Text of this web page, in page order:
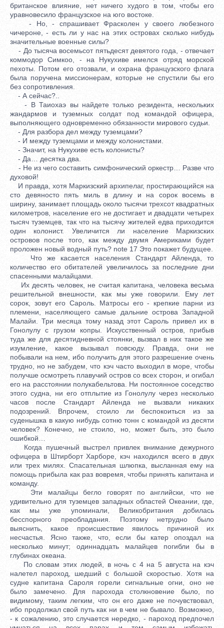
британское влияние, нет ничего худого в том, чтобы его
уравновесило французское на юго востоке.
- Но, - спрашивает Фрасколен у своего любезного
чичероне, - есть ли у нас на этих островах сколько нибудь
значительные военные силы?
- До тысяча восемьсот пятьдесят девятого года, - отвечает
коммодор Симкоо, - на Нукухиве имелся отряд морской
пехоты. Потом его отозвали, и охрана французского флага
была поручена миссионерам, которые не спустили бы его
без сопротивления.
- А сейчас?..
- В Таиохаэ вы найдете только резидента, нескольких
жандармов и туземных солдат под командой офицера,
выполняющего одновременно обязанности мирового судьи.
- Для разбора дел между туземцами?
- И между туземцами и между колонистами.
- Значит, на Нукухиве есть колонисты?
- Да… десятка два.
- Не из чего составить симфонический оркестр… Разве что
духовой!
И правда, хотя Маркизский архипелаг, простирающийся на
сто девяносто пять миль в длину и на сорок восемь в
ширину, занимает площадь около тысячи трехсот квадратных
километров, население его не достигает и двадцати четырех
тысяч туземцев, так что на тысячу жителей едва приходится
один колонист. Увеличится ли население Маркизских
островов после того, как между двумя Америками будет
проложен новый водный путь? note 17 Это покажет будущее.
Что же касается населения Стандарт Айленда, то
количество его обитателей увеличилось за последние дни
спасенными малайцами.
Их десять человек, не считая капитана, человека весьма
решительной внешности, как мы уже говорили. Ему лет
сорок, зовут его Сароль. Матросы его - крепкие парни из
племени, населяющего самые дальние острова Западной
Малайи. Три месяца тому назад этот Сароль привел их в
Гонолулу с грузом копры. Искусственный остров, прибыв
туда же для десятидневной стоянки, вызвал в них такое же
изумление, какое вызывал повсюду. Правда, они не
побывали на нем, ибо получить для этого разрешение очень
трудно, но не забудем, что кэч часто выходил в море, чтобы
получше осмотреть плавучий остров со всех сторон, и огибал
его на расстоянии полукабельтова. Ни постоянное соседство
этого судна, ни его отплытие из Гонолулу через несколько
часов после Стандарт Айленда не вызвали никаких
подозрений. Впрочем, стоило ли беспокоиться из за
суденышка в какую нибудь сотню тонн с командой из десяти
человек? Конечно, не стоило, но, может быть, это было
ошибкой…
Когда пушечный выстрел привлек внимание дежурного
офицера в Штирборт Харборе, кэч находился всего в двух
или трех милях. Спасательная шлюпка, высланная ему на
помощь прибыла как раз вовремя, чтобы принять капитана и
команду.
Эти малайцы бегло говорят по английски, что не
удивительно для туземцев западных областей Океании, где,
как мы уже упоминали, Великобритания добилась
бесспорного преобладания. Поэтому нетрудно было
выяснить, какое происшествие явилось причиной их
несчастья. Ясно также, что, если бы катер опоздал на
несколько минут; одиннадцать малайцев погибли бы в
глубинах океана.
По словам этих людей, в ночь с 4 на 5 августа на кэч
налетел пароход, шедший с большой скоростью. Хотя на
судне капитана Сароля горели сигнальные огни, оно не
было замечено. Для парохода столкновение было, по
видимому, таким легким, что он его даже не почувствовал,
ибо продолжал свой путь как ни в чем не бывало. Возможно,
- к сожалению, это случается нередко, - пароход предпочел